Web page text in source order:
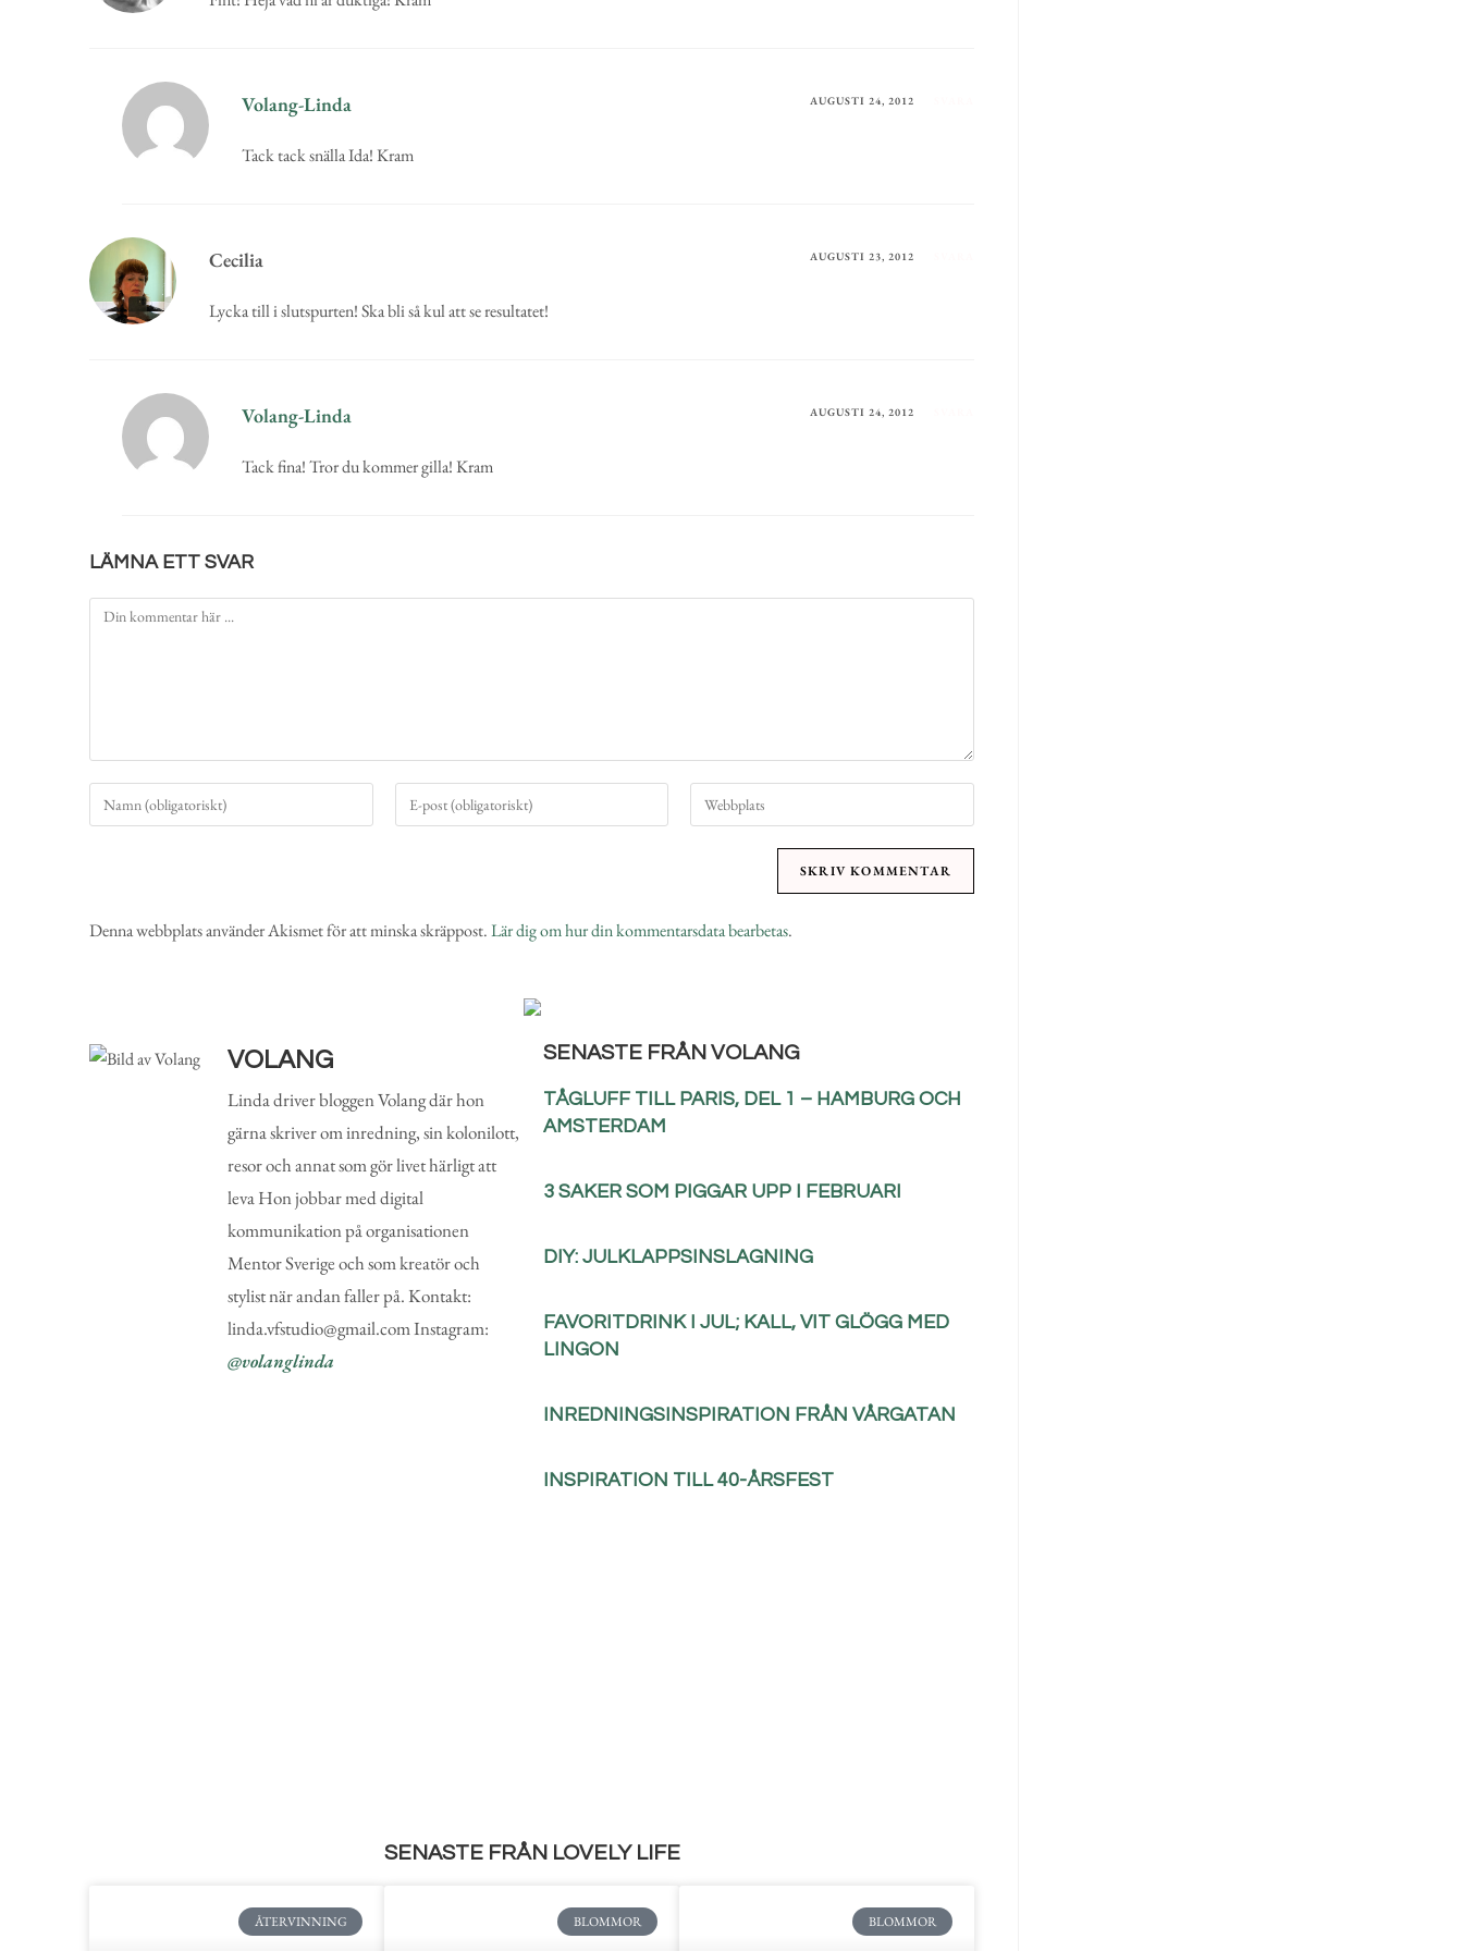
Volang-Linda AUGUSTI 24, 2012
Tack tack snälla Ida! Kram
Cecilia AUGUSTI 23, 2012
Lycka till i slutspurten! Ska bli så kul att se resultatet!
Volang-Linda AUGUSTI 24, 2012
Tack fina! Tror du kommer gilla! Kram
LÄMNA ETT SVAR
Denna webbplats använder Akismet för att minska skräppost.Lär dig om hur din kommentarsdata bearbetas.
VOLANG
Linda driver bloggen Volang där hon
gärna skriver om inredning, sin kolonilott,
resor och annat som gör livet härligt att
leva Hon jobbar med digital
kommunikation på organisationen
Mentor Sverige och som kreatör och
stylist när andan faller på. Kontakt:
linda.vfstudio@gmail.com Instagram:
@volanglinda
SENASTE FRÅN VOLANG
TÅGLUFF TILL PARIS, DEL 1 – HAMBURG OCH
AMSTERDAM
3 SAKER SOM PIGGAR UPP I FEBRUARI
DIY: JULKLAPPSINSLAGNING
FAVORITDRINK I JUL; KALL, VIT GLÖGG MED
LINGON
INREDNINGSINSPIRATION FRÅN VÅRGATAN
INSPIRATION TILL 40-ÅRSFEST
SENASTE FRÅN LOVELY LIFE
ÅTERVINNING BLOMMOR BLOMMOR